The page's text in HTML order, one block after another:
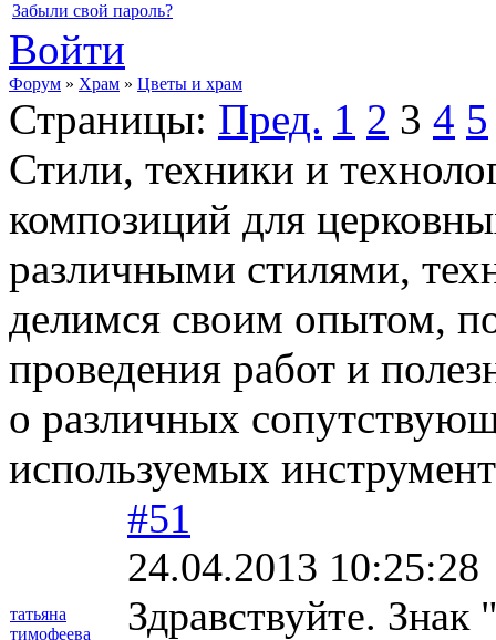
Забыли свой пароль?
Войти
Форум » Храм » Цветы и храм
Страницы: Пред. 1 2 3 4 5
Стили, техники и
композиций для
различными стилями,
делимся своим опытом,
проведения работ и
о различных
используемых
татьяна
тимофеева
#51
24.04.2013 10:25:28
Здравствуйте. Знак